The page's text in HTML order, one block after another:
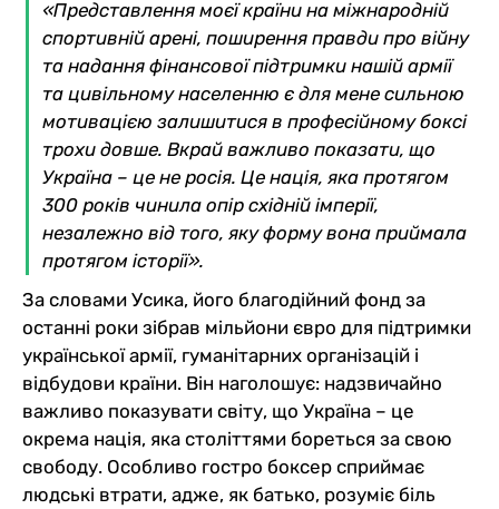
«Представлення моєї країни на міжнародній
спортивній арені, поширення правди про війну
та надання фінансової підтримки нашій армії
та цивільному населенню є для мене сильною
мотивацією залишитися в професійному боксі
трохи довше. Вкрай важливо показати, що
Україна – це не росія. Це нація, яка протягом
300 років чинила опір східній імперії,
незалежно від того, яку форму вона приймала
протягом історії».
За словами Усика, його благодійний фонд за
останні роки зібрав мільйони євро для підтримки
української армії, гуманітарних організацій і
відбудови країни. Він наголошує: надзвичайно
важливо показувати світу, що Україна – це
окрема нація, яка століттями бореться за свою
свободу. Особливо гостро боксер сприймає
людські втрати, адже, як батько, розуміє біль